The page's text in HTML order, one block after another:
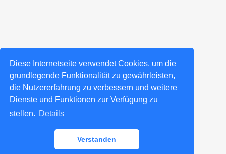
Diese Internetseite verwendet Cookies, um die
grundlegende Funktionalität zu gewährleisten,
die Nutzererfahrung zu verbessern und weitere
Dienste und Funktionen zur Verfügung zu
stellen. Details
Verstanden